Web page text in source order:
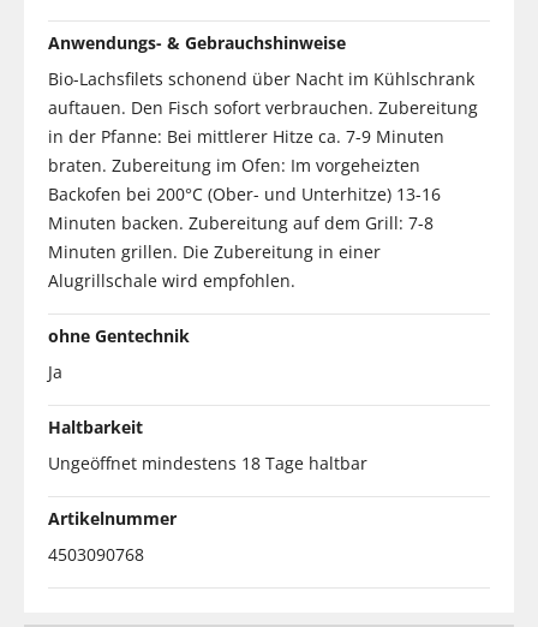
Anwendungs- & Gebrauchshinweise
Bio-Lachsfilets schonend über Nacht im Kühlschrank
auftauen. Den Fisch sofort verbrauchen. Zubereitung
in der Pfanne: Bei mittlerer Hitze ca. 7-9 Minuten
braten. Zubereitung im Ofen: Im vorgeheizten
Backofen bei 200°C (Ober- und Unterhitze) 13-16
Minuten backen. Zubereitung auf dem Grill: 7-8
Minuten grillen. Die Zubereitung in einer
Alugrillschale wird empfohlen.
ohne Gentechnik
Ja
Haltbarkeit
Ungeöffnet mindestens 18 Tage haltbar
Artikelnummer
4503090768